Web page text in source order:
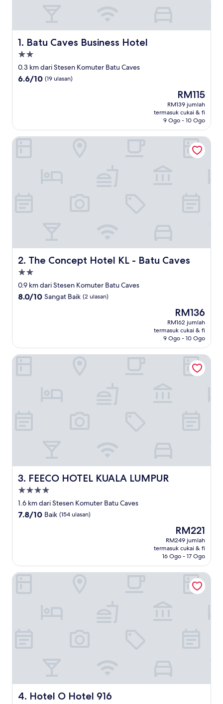
1. Batu Caves Business Hotel
Batu Caves Business Hotel
Hartanah
2.0
bintang
0.3 km dari Stesen Komuter Batu Caves
6.6
6.6/10 (19 ulasan)
Harga
ialah
RM115
RM115
RM139 jumlah
termasuk cukai & fi
9 Ogo - 10 Ogo
2. The Concept Hotel KL - Batu Caves
The Concept Hotel KL - Batu Caves
Hartanah
2.0
bintang
0.9 km dari Stesen Komuter Batu Caves
8.0
ulasan)
8.0/10 Sangat Baik (2 ulasan)
Harga
ialah
RM136
RM136
RM162 jumlah
termasuk cukai & fi
9 Ogo - 10 Ogo
The Concept Hotel KL - Batu Caves
3. FEECO HOTEL KUALA LUMPUR
FEECO HOTEL KUALA LUMPUR
Hartanah
4.0
bintang
1.6 km dari Stesen Komuter Batu Caves
7.8
7.8/10 Baik (154 ulasan)
Harga
ialah
RM221
RM221
RM249 jumlah
termasuk cukai & fi
16 Ogo - 17 Ogo
FEECO HOTEL KUALA LUMPUR
4. Hotel O Hotel 916
Hotel O Hotel 916
Hotel O Hotel 916